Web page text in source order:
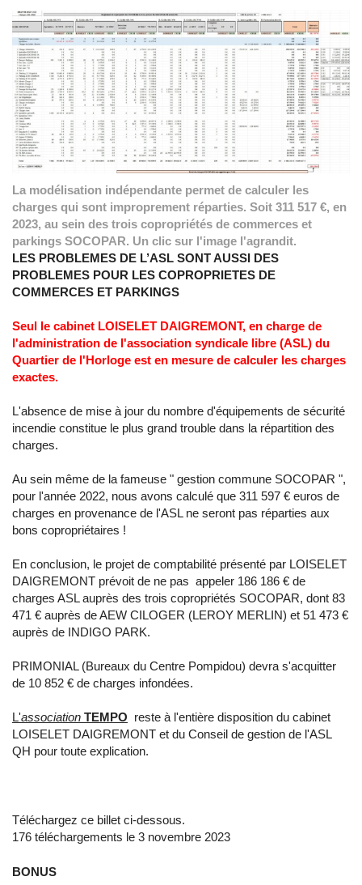
La modélisation indépendante permet de calculer les
charges qui sont improprement réparties. Soit 311 517 €, en
2023, au sein des trois copropriétés de commerces et
parkings SOCOPAR. Un clic sur l'image l'agrandit.
LES PROBLEMES DE L’ASL SONT AUSSI DES
PROBLEMES POUR LES COPROPRIETES DE
COMMERCES ET PARKINGS
Seul le cabinet LOISELET DAIGREMONT, en charge de
l'administration de l'association syndicale libre (ASL) du
Quartier de l'Horloge est en mesure de calculer les charges
exactes.
L'absence de mise à jour du nombre d'équipements de sécurité
incendie constitue le plus grand trouble dans la répartition des
charges.
Au sein même de la fameuse " gestion commune SOCOPAR ",
pour l'année 2022, nous avons calculé que 311 597 € euros de
charges en provenance de l'ASL ne seront pas réparties aux
bons copropriétaires !
En conclusion, le projet de comptabilité présenté par LOISELET
DAIGREMONT prévoit de ne pas appeler 186 186 € de
charges ASL auprès des trois copropriétés SOCOPAR, dont 83
471 € auprès de AEW CILOGER (LEROY MERLIN) et 51 473 €
auprès de INDIGO PARK.
PRIMONIAL (Bureaux du Centre Pompidou) devra s'acquitter
de 10 852 € de charges infondées.
L'association TEMPO reste à l'entière disposition du cabinet
LOISELET DAIGREMONT et du Conseil de gestion de l'ASL
QH pour toute explication.
Téléchargez ce billet ci-dessous.
176 téléchargements le 3 novembre 2023
BONUS